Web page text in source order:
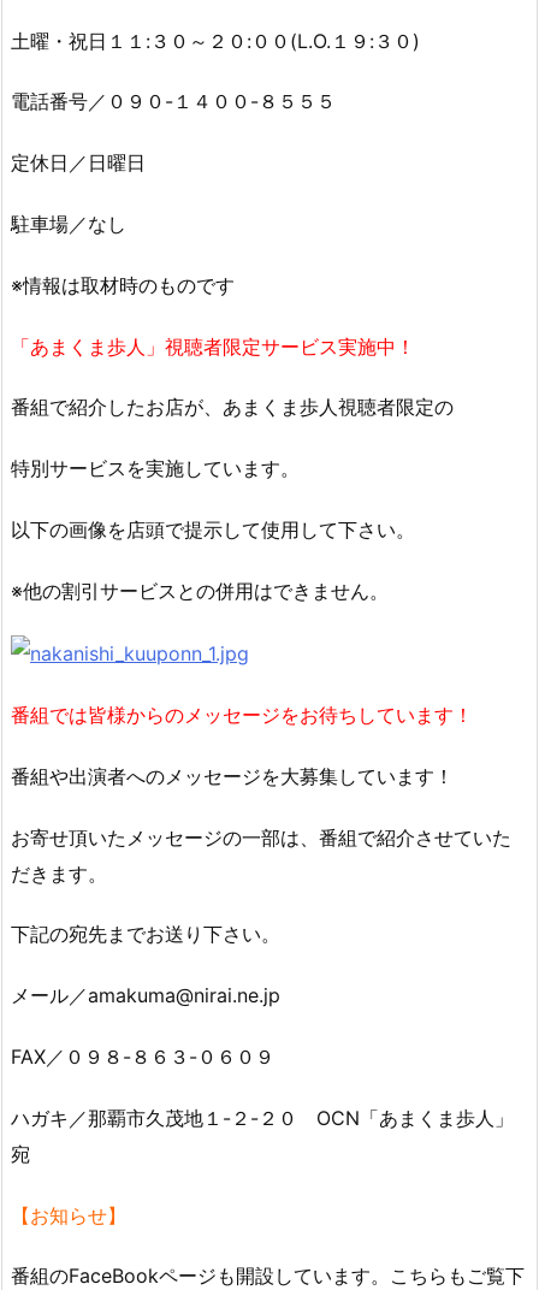
土曜・祝日１１:３０～２０:００(L.O.１９:３０)
電話番号／０９０-１４００-８５５５
定休日／日曜日
駐車場／なし
※情報は取材時のものです
「あまくま歩人」視聴者限定サービス実施中！
番組で紹介したお店が、あまくま歩人視聴者限定の
特別サービスを実施しています。
以下の画像を店頭で提示して使用して下さい。
※他の割引サービスとの併用はできません。
番組では皆様からのメッセージをお待ちしています！
番組や出演者へのメッセージを大募集しています！
お寄せ頂いたメッセージの一部は、番組で紹介させていた
だきます。
下記の宛先までお送り下さい。
メール／amakuma@nirai.ne.jp
FAX／０９８-８６３-０６０９
ハガキ／那覇市久茂地１-２-２０ OCN「あまくま歩人」
宛
【お知らせ】
番組のFaceBookページも開設しています。こちらもご覧下